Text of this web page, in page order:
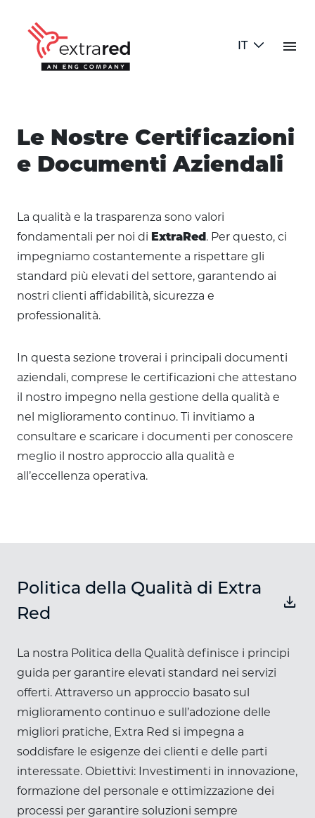
menu
Le Nostre Certificazioni
e Documenti Aziendali
La qualità e la trasparenza sono valori
fondamentali per noi di ExtraRed . Per questo, ci
impegniamo costantemente a rispettare gli
standard più elevati del settore, garantendo ai
nostri clienti affidabilità, sicurezza e
professionalità.
In questa sezione troverai i principali documenti
aziendali, comprese le certificazioni che attestano
il nostro impegno nella gestione della qualità e
nel miglioramento continuo. Ti invitiamo a
consultare e scaricare i documenti per conoscere
meglio il nostro approccio alla qualità e
all’eccellenza operativa.
Politica della Qualità di Extra
Red
download
La nostra Politica della Qualità definisce i principi
guida per garantire elevati standard nei servizi
offerti. Attraverso un approccio basato sul
miglioramento continuo e sull’adozione delle
migliori pratiche, Extra Red si impegna a
soddisfare le esigenze dei clienti e delle parti
interessate. Obiettivi: Investimenti in innovazione,
formazione del personale e ottimizzazione dei
processi per garantire soluzioni sempre